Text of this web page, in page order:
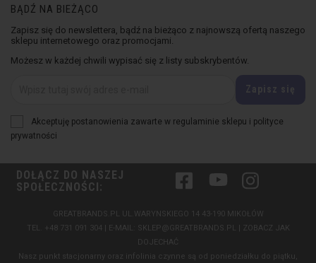
BĄDŹ NA BIEŻĄCO
Zapisz się do newslettera, bądź na bieżąco z najnowszą ofertą naszego
sklepu internetowego oraz promocjami.
Możesz w każdej chwili wypisać się z listy subskrybentów.
Akceptuję postanowienia zawarte w regulaminie sklepu i polityce
prywatności
DOŁĄCZ DO NASZEJ
SPOŁECZNOŚCI:
FacebookYouTube
GREATBRANDS.PL UL.WARYNSKIEGO 14 43-190 MIKOŁÓW
TEL.
+48 731 091 304 | E-MAIL: SKLEP@GREATBRANDS.PL | ZOBACZ JAK
DOJECHAĆ
Nasz punkt stacjonarny oraz infolinia czynne są od poniedziałku do piątku,